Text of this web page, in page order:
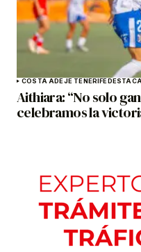
COSTA ADEJE TENERIFE
Aithiara: “No solo
celebramos la